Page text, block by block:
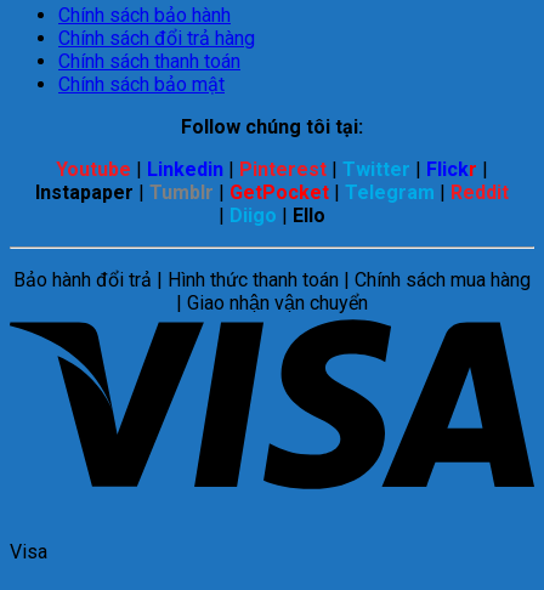
Chính sách bảo hành
Chính sách đổi trả hàng
Chính sách thanh toán
Chính sách bảo mật
Follow chúng tôi tại:
Youtube | Linkedin | Pinterest | Twitter | Flickr |
Instapaper | Tumblr | GetPocket | Telegram | Reddit
| Diigo | Ello
Bảo hành đổi trả | Hình thức thanh toán | Chính sách mua hàng
| Giao nhận vận chuyển
Visa